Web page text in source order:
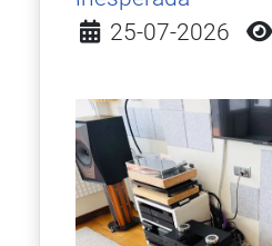
Detalles
25-07-2026